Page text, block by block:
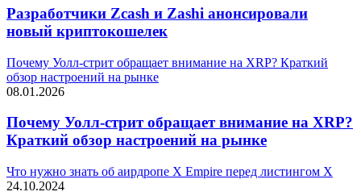
Разработчики Zcash и Zashi анонсировали
новый криптокошелек
Почему Уолл-стрит обращает внимание на XRP? Краткий
обзор настроений на рынке
08.01.2026
Почему Уолл-стрит обращает внимание на XRP?
Краткий обзор настроений на рынке
Что нужно знать об аирдропе X Empire перед листингом X
24.10.2024